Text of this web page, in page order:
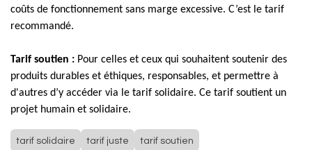
coûts de fonctionnement sans marge excessive. C’est le tarif
recommandé.
Tarif soutien : Pour celles et ceux qui souhaitent soutenir des
produits durables et éthiques, responsables, et permettre à
d'autres d’y accéder via le tarif solidaire. Ce tarif soutient un
projet humain et solidaire.
tarif solidaire tarif juste tarif soutien